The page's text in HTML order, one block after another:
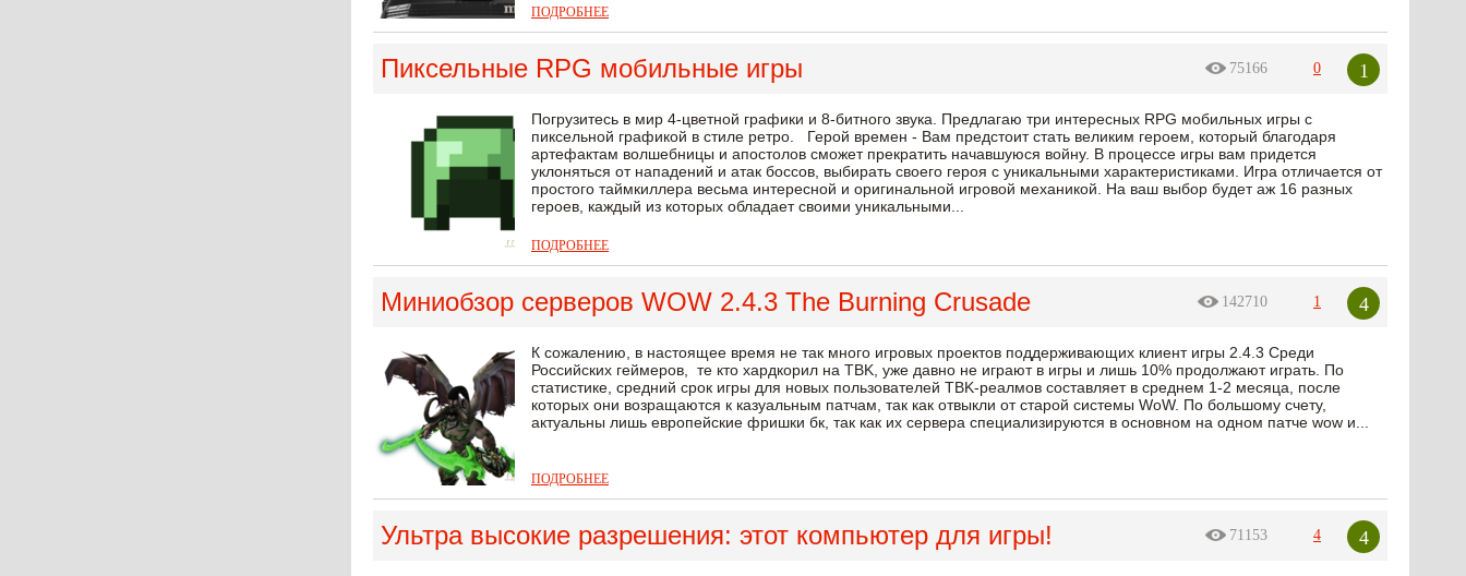
ПОДРОБНЕЕ
Пиксельные RPG мобильные игры 75166 0 1
Погрузитесь в мир 4-цветной графики и 8-битного звука. Предлагаю три интересных RPG мобильных игры с
пиксельной графикой в стиле ретро. Герой времен - Вам предстоит стать великим героем, который благодаря
артефактам волшебницы и апостолов сможет прекратить начавшуюся войну. В процессе игры вам придется
уклоняться от нападений и атак боссов, выбирать своего героя с уникальными характеристиками. Игра отличается от
простого таймкиллера весьма интересной и оригинальной игровой механикой. На ваш выбор будет аж 16 разных
героев, каждый из которых обладает своими уникальными...
ПОДРОБНЕЕ
Миниобзор серверов WOW 2.4.3 The Burning Crusade 142710 1 4
К сожалению, в настоящее время не так много игровых проектов поддерживающих клиент игры 2.4.3 Среди
Российских геймеров, те кто хардкорил на TBK, уже давно не играют в игры и лишь 10% продолжают играть. По
статистике, средний срок игры для новых пользователей TBK-реалмов составляет в среднем 1-2 месяца, после
которых они возращаются к казуальным патчам, так как отвыкли от старой системы WoW. По большому счету,
актуальны лишь европейские фришки бк, так как их сервера специализируются в основном на одном патче wow и...
ПОДРОБНЕЕ
Ультра высокие разрешения: этот компьютер для игры! 71153 4 4